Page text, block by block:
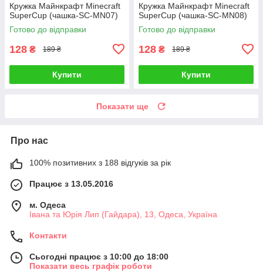
Кружка Майнкрафт Minecraft
SuperCup (чашка-SC-MN07)
Готово до відправки
128 ₴ 189 ₴
Купити
Кружка Майнкрафт Minecraft
SuperCup (чашка-SC-MN08)
Готово до відправки
128 ₴ 189 ₴
Купити
Показати ще
Про нас
100% позитивних з 188 відгуків за рік
Працює з 13.05.2016
м. Одеса
Івана та Юрія Лип (Гайдара), 13, Одеса, Україна
Контакти
Сьогодні працює з 10:00 до 18:00
Показати весь графік роботи